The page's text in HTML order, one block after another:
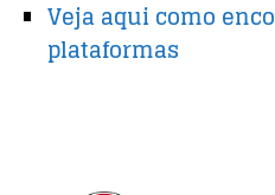
Veja aqui como
plataformas